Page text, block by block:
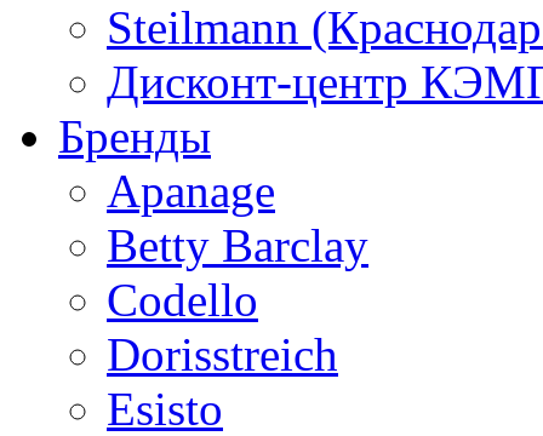
Steilmann
Дисконт-центр
Бренды
Apanage
Betty Barclay
Codello
Dorisstreich
Esisto